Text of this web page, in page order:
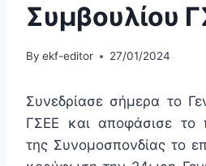
Συμβουλίου
By ekf-editor 27/01/2024
Συνεδρίασε σήμερα το
ΓΣΕΕ και αποφάσισε το
της Συνομοσπονδίας το